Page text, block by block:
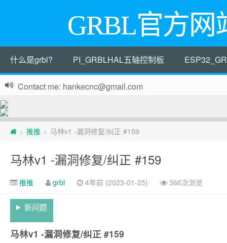
GRBL官方网
什么是grbl? PI_GRBLHAL五轴控制板
Contact me: hankecnc@gmail.com
> 推推 > 马林v1 -漏洞修复/纠正 #159
马林v1 -漏洞修复/纠正 #159
推推 grbl 4年前 (2023-01-25) 366次浏览
新问题
马林v1 -漏洞修复/纠正 #159